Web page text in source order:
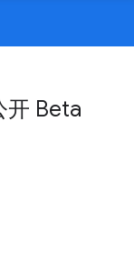
开 Beta